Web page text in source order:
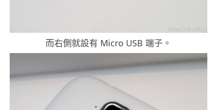
而右側就設有 Micro USB 端子。